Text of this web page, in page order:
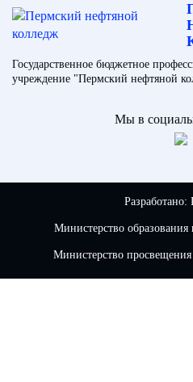
Государственное бюджетное
учреждение "Пермский нефтяной
Мы в
Разработано:
Министерство образования
Министерство